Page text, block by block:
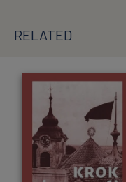
RELATED